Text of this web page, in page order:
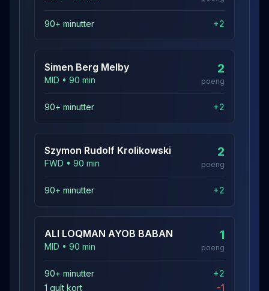
90+ minutter +2
Simen Berg Melby
MID • 90 min
2
poeng
90+ minutter +2
Szymon Rudolf Krolikowski
FWD • 90 min
2
poeng
90+ minutter +2
ALI LOQMAN AYOB BABAN
MID • 90 min
1
poeng
90+ minutter +2
1 gult kort
-1